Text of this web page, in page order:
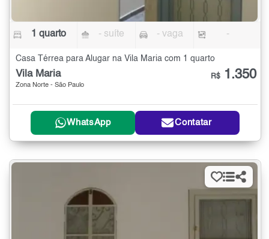
1 quarto - suíte - vaga -
Casa Térrea para Alugar na Vila Maria com 1 quarto
Vila Maria
Zona Norte - São Paulo
R$ 1.350
WhatsApp Contatar